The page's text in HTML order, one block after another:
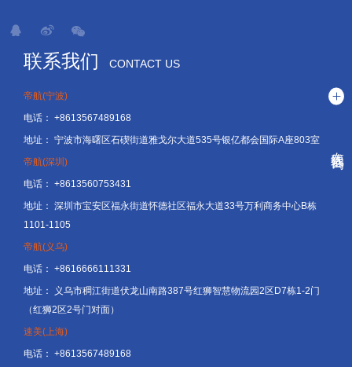
联系我们 CONTACT US
帝航(宁波)
电话： +8613567489168
地址： 宁波市海曙区石碶街道雅戈尔大道535号银亿都会国际A座803室
帝航(深圳)
电话： +8613560753431
地址： 深圳市宝安区福永街道怀德社区福永大道33号万利商务中心B栋
1101-1105
帝航(义乌)
电话： +8616666111331
地址：
义乌市稠江街道伏龙山南路387号红狮智慧物流园2区D7栋1-2门
（红狮2区2号门对面）
速美(上海)
电话： +8613567489168